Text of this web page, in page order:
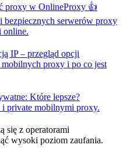
proxy w OnlineProxy 👍
bezpiecznych serwerów proxy
online.
IP – przegląd opcji
proxy i po co jest
Które lepsze?
i private mobilnymi proxy.
się z operatorami
wysoki poziom zaufania.